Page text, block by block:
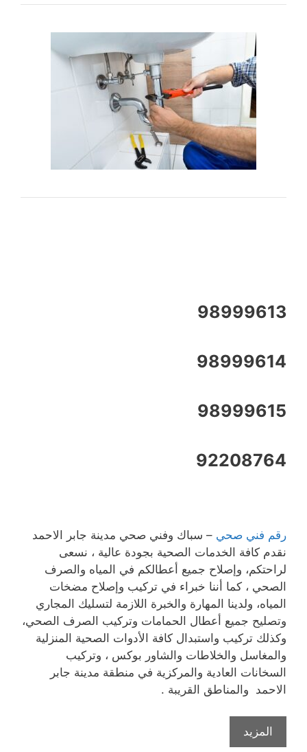
98999613
98999614
98999615
92208764
رقم فني صحي – سباك وفني صحي مدينة جابر الاحمد
نقدم كافة الخدمات الصحية بجودة عالية ، نسعى
لراحتكم، وإصلاح جميع أعطالكم في المياه والصرف
الصحي ، كما أننا خبراء في تركيب وإصلاح مضخات
المياه، ولدينا المهارة والخبرة اللازمة لتسليك المجاري
وتصليح جميع أعطال الحمامات وتركيب الصرف الصحي،
وكذلك تركيب واستبدال كافة الأدوات الصحية المنزلية
والمغاسل والخلاطات والشاور بوكس ، وتركيب
السخانات العادية والمركزية في منطقة مدينة جابر
الاحمد والمناطق القريبة .
المزيد